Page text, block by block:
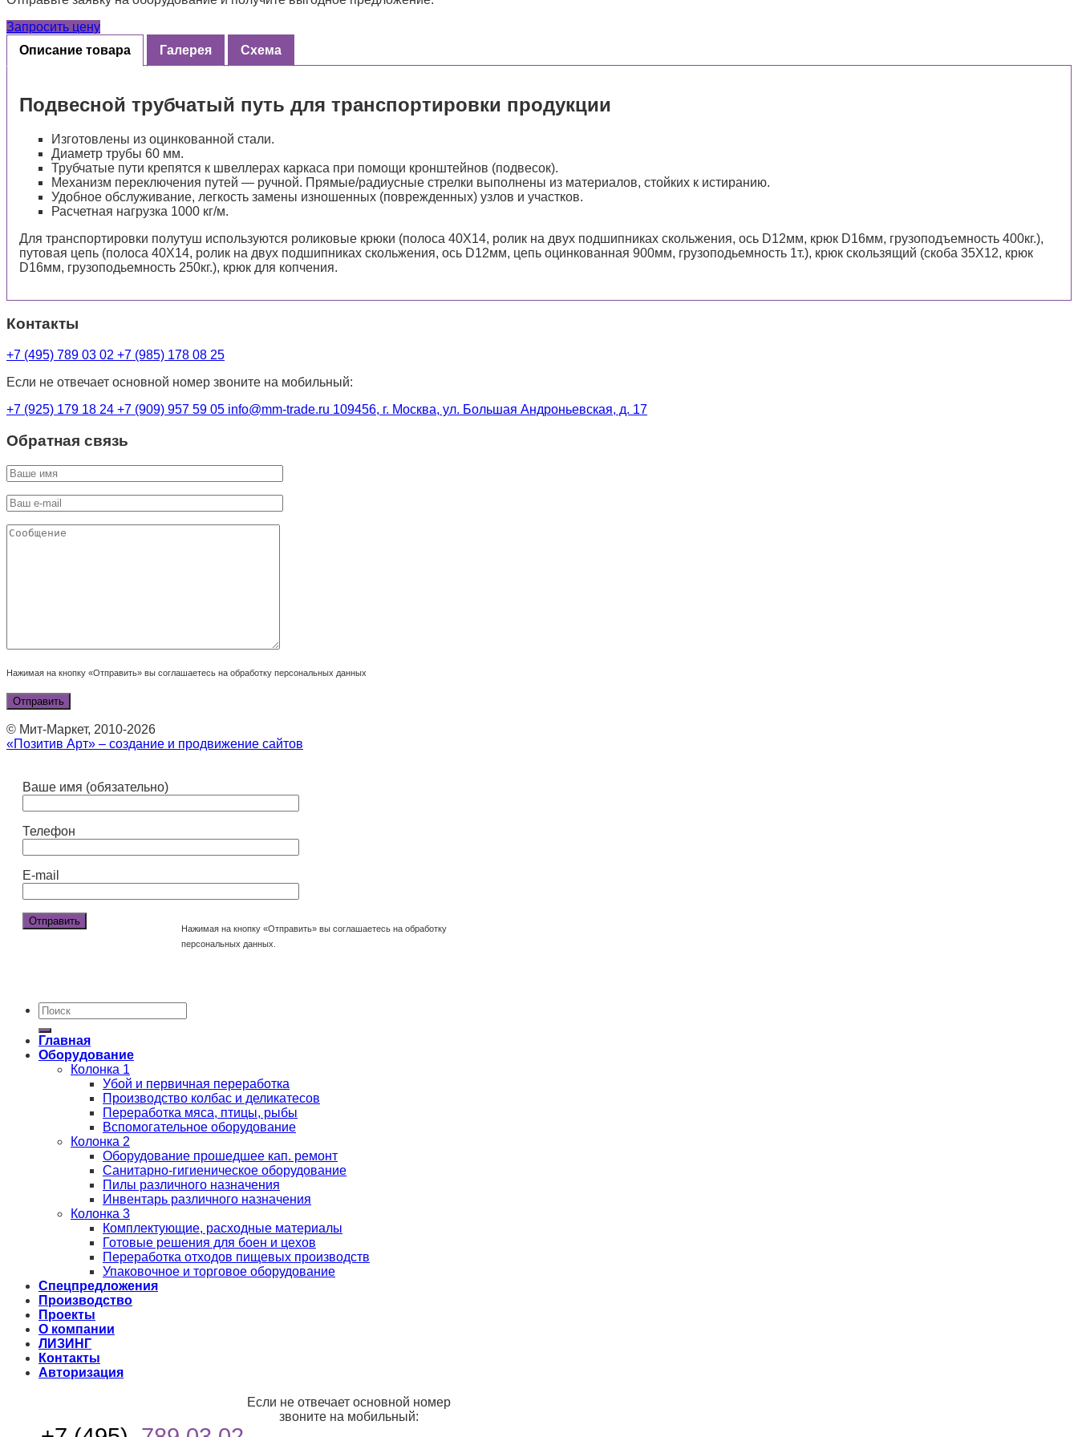
Запросить цену
Описание товара
Галерея Схема
Подвесной трубчатый путь для транспортировки продукции
Изготовлены из оцинкованной стали.
Диаметр трубы 60 мм.
Трубчатые пути крепятся к швеллерах каркаса при помощи кронштейнов (подвесок).
Механизм переключения путей — ручной. Прямые/радиусные стрелки выполнены из материалов, стойких к истиранию.
Удобное обслуживание, легкость замены изношенных (поврежденных) узлов и участков.
Расчетная нагрузка 1000 кг/м.
Для транспортировки полутуш используются роликовые крюки (полоса 40Х14, ролик на двух подшипниках скольжения, ось D12мм, крюк D16мм, грузоподъемность 400кг.),
путовая цепь (полоса 40Х14, ролик на двух подшипниках скольжения, ось D12мм, цепь оцинкованная 900мм, грузоподьемность 1т.), крюк скользящий (скоба 35Х12, крюк
D16мм, грузоподьемность 250кг.), крюк для копчения.
Контакты
+7 (495) 789 03 02 +7 (985) 178 08 25
Если не отвечает основной номер звоните на мобильный:
+7 (925) 179 18 24 +7 (909) 957 59 05 info@mm-trade.ru 109456, г. Москва, ул. Большая Андроньевская, д. 17
Обратная связь
Нажимая на кнопку «Отправить» вы соглашаетесь на обработку персональных данных
© Мит-Маркет, 2010-2026
«Позитив Арт» – создание и продвижение сайтов
Ваше имя (обязательно)
Телефон
E-mail
Нажимая на кнопку «Отправить» вы соглашаетесь на обработку
персональных данных.
Главная
Оборудование
Колонка 1
Убой и первичная переработка
Производство колбас и деликатесов
Переработка мяса, птицы, рыбы
Вспомогательное оборудование
Колонка 2
Оборудование прошедшее кап. ремонт
Санитарно-гигиеническое оборудование
Пилы различного назначения
Инвентарь различного назначения
Колонка 3
Комплектующие, расходные материалы
Готовые решения для боен и цехов
Переработка отходов пищевых производств
Упаковочное и торговое оборудование
Спецпредложения
Производство
Проекты
О компании
ЛИЗИНГ
Контакты
Авторизация
Если не отвечает основной номер
звоните на мобильный: